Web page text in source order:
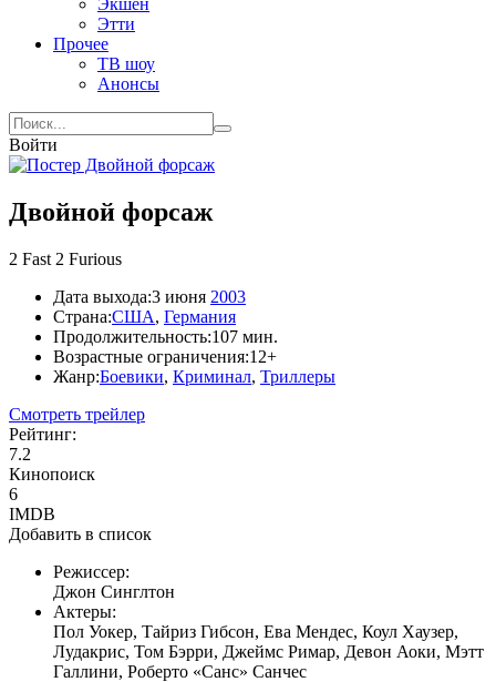
Экшен
Этти
Прочее
ТВ шоу
Анонсы
Войти
Двойной форсаж
2 Fast 2 Furious
Дата выхода:3 июня 2003
Страна:США, Германия
Продолжительность:107 мин.
Возрастные ограничения:12+
Жанр:Боевики, Криминал, Триллеры
Смотреть трейлер
Рейтинг:
7.2
Кинопоиск
6
IMDB
Добавить в список
Режиссер:
Джон Синглтон
Актеры:
Пол Уокер, Тайриз Гибсон, Ева Мендес, Коул Хаузер,
Лудакрис, Том Бэрри, Джеймс Римар, Девон Аоки, Мэтт
Галлини, Роберто «Санс» Санчес